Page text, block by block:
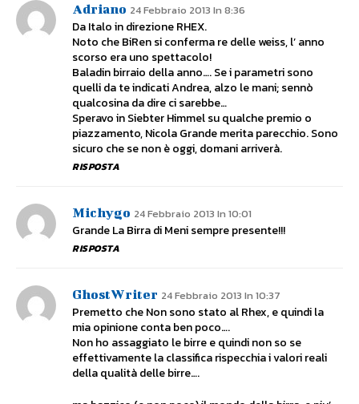
Adriano 24 Febbraio 2013 In 8:36
Da Italo in direzione RHEX.
Noto che BiRen si conferma re delle weiss, l’ anno
scorso era uno spettacolo!
Baladin birraio della anno…. Se i parametri sono
quelli da te indicati Andrea, alzo le mani; sennò
qualcosina da dire ci sarebbe…
Speravo in Siebter Himmel su qualche premio o
piazzamento, Nicola Grande merita parecchio. Sono
sicuro che se non è oggi, domani arriverà.
RISPOSTA
Michygo 24 Febbraio 2013 In 10:01
Grande La Birra di Meni sempre presente!!!
RISPOSTA
GhostWriter 24 Febbraio 2013 In 10:37
Premetto che Non sono stato al Rhex, e quindi la
mia opinione conta ben poco….
Non ho assaggiato le birre e quindi non so se
effettivamente la classifica rispecchia i valori reali
della qualità delle birre….